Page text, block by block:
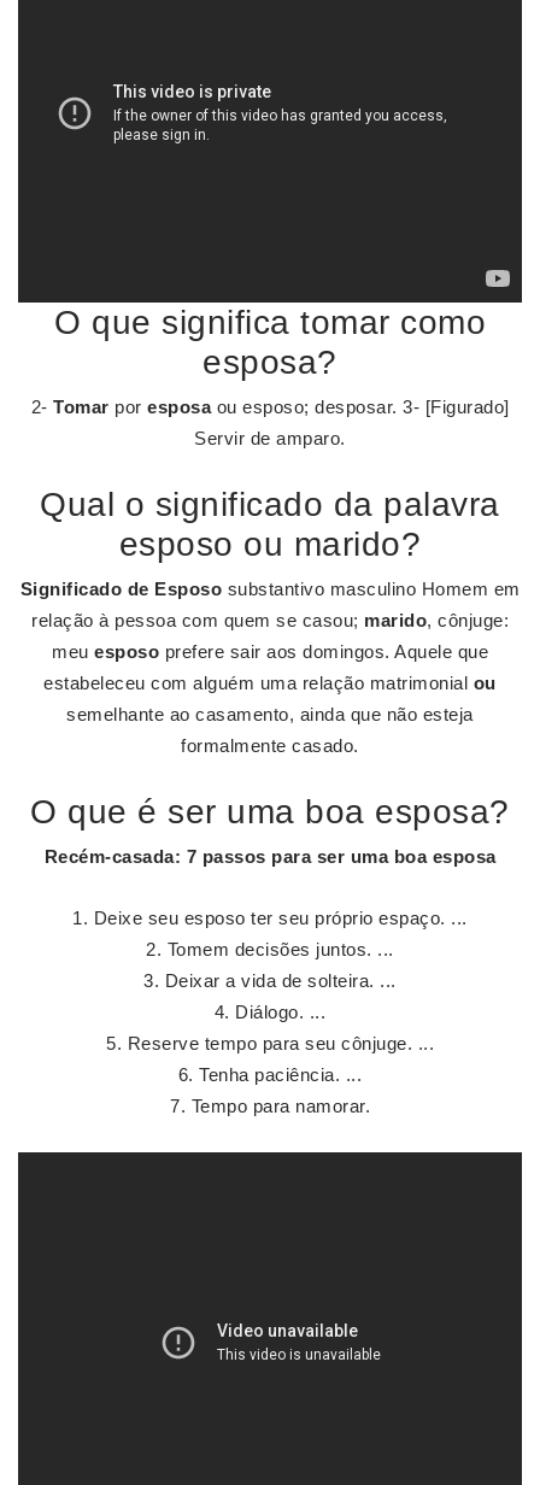
O que significa tomar como
esposa?
2- Tomar por esposaou esposo; desposar. 3- [Figurado]
Servir de amparo.
Qual o significado da palavra
esposo ou marido?
Significado de Esposo substantivo masculino Homem em
relação à pessoa com quem se casou; marido, cônjuge:
meu esposo prefere sair aos domingos. Aquele que
estabeleceu com alguém uma relação matrimonial ou
semelhante ao casamento, ainda que não esteja
formalmente casado.
O que é ser uma boa esposa?
Recém-casada: 7 passos para ser uma boa esposa
Deixe seu esposo ter seu próprio espaço. ...
Tomem decisões juntos. ...
Deixar a vida de solteira. ...
Diálogo. ...
Reserve tempo para seu cônjuge. ...
Tenha paciência. ...
Tempo para namorar.